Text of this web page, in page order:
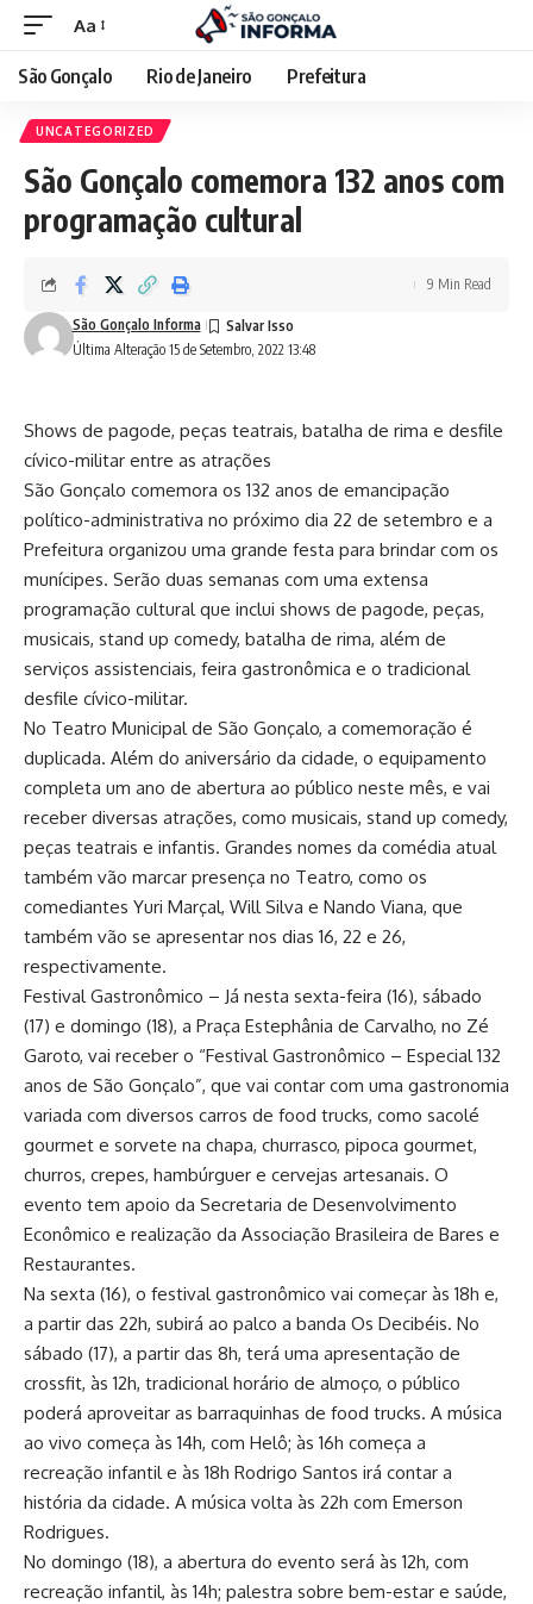
Aa
São Gonçalo Rio de Janeiro Prefeitura
UNCATEGORIZED
São Gonçalo comemora 132 anos com
programação cultural
Última Alteração 15 de Setembro, 2022 13:48
São Gonçalo Informa
9 Min Read
Shows de pagode, peças teatrais, batalha de rima e desfile
cívico-militar entre as atrações
São Gonçalo comemora os 132 anos de emancipação
político-administrativa no próximo dia 22 de setembro e a
Prefeitura organizou uma grande festa para brindar com os
munícipes. Serão duas semanas com uma extensa
programação cultural que inclui shows de pagode, peças,
musicais, stand up comedy, batalha de rima, além de
serviços assistenciais, feira gastronômica e o tradicional
desfile cívico-militar.
No Teatro Municipal de São Gonçalo, a comemoração é
duplicada. Além do aniversário da cidade, o equipamento
completa um ano de abertura ao público neste mês, e vai
receber diversas atrações, como musicais, stand up comedy,
peças teatrais e infantis. Grandes nomes da comédia atual
também vão marcar presença no Teatro, como os
comediantes Yuri Marçal, Will Silva e Nando Viana, que
também vão se apresentar nos dias 16, 22 e 26,
respectivamente.
Festival Gastronômico – Já nesta sexta-feira (16), sábado
(17) e domingo (18), a Praça Estephânia de Carvalho, no Zé
Garoto, vai receber o “Festival Gastronômico – Especial 132
anos de São Gonçalo”, que vai contar com uma gastronomia
variada com diversos carros de food trucks, como sacolé
gourmet e sorvete na chapa, churrasco, pipoca gourmet,
churros, crepes, hambúrguer e cervejas artesanais. O
evento tem apoio da Secretaria de Desenvolvimento
Econômico e realização da Associação Brasileira de Bares e
Restaurantes.
Na sexta (16), o festival gastronômico vai começar às 18h e,
a partir das 22h, subirá ao palco a banda Os Decibéis. No
sábado (17), a partir das 8h, terá uma apresentação de
crossfit, às 12h, tradicional horário de almoço, o público
poderá aproveitar as barraquinhas de food trucks. A música
ao vivo começa às 14h, com Helô; às 16h começa a
recreação infantil e às 18h Rodrigo Santos irá contar a
história da cidade. A música volta às 22h com Emerson
Rodrigues.
No domingo (18), a abertura do evento será às 12h, com
recreação infantil, às 14h; palestra sobre bem-estar e saúde,